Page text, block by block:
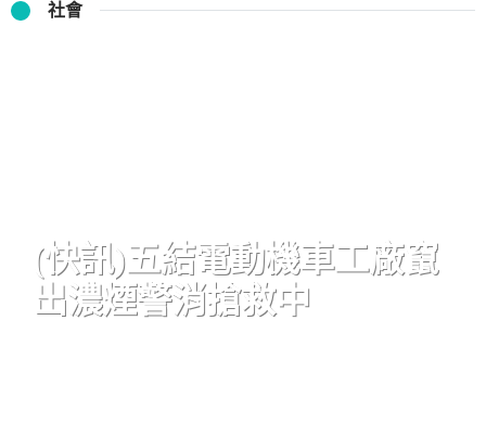
社會
(快訊)五結電動機車工廠竄
出濃煙警消搶救中